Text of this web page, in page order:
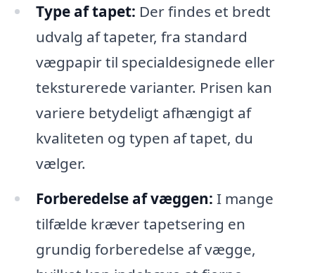
Type af tapet: Der findes et bredt
udvalg af tapeter, fra standard
vægpapir til specialdesignede eller
teksturerede varianter. Prisen kan
variere betydeligt afhængigt af
kvaliteten og typen af tapet, du
vælger.
Forberedelse af væggen: I mange
tilfælde kræver tapetsering en
grundig forberedelse af vægge,